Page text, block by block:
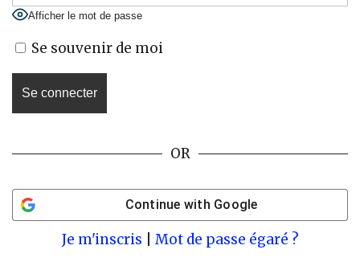
Afficher le mot de passe
Se souvenir de moi
OR
Continue with Google
Je m'inscris Mot de passe égaré ?